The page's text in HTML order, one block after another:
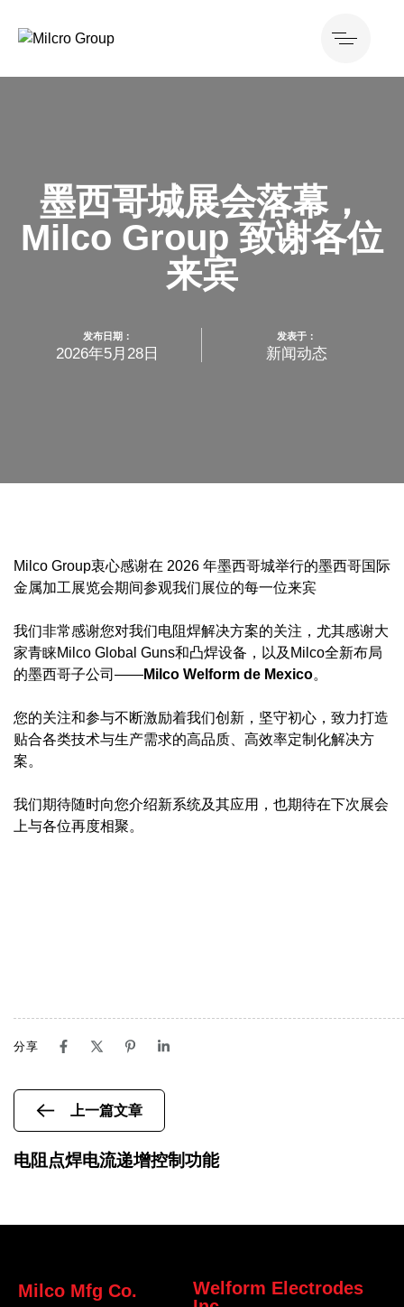
墨西哥城展会落幕，
Milco Group 致谢各位
来宾
发布日期：
2026年5月28日
发表于：
新闻动态
Milco Group衷心感谢在 2026 年墨西哥城举行的墨西哥国际
金属加工展览会期间参观我们展位的每一位来宾
我们非常感谢您对我们电阻焊解决方案的关注，尤其感谢大
家青睐Milco Global Guns和凸焊设备，以及Milco全新布局
的墨西哥子公司——Milco Welform de Mexico。
您的关注和参与不断激励着我们创新，坚守初心，致力打造
贴合各类技术与生产需求的高品质、高效率定制化解决方
案。
我们期待随时向您介绍新系统及其应用，也期待在下次展会
上与各位再度相聚。
分享
上一篇文章
电阻点焊电流递增控制功能
Milco Mfg Co.
Welform Electrodes